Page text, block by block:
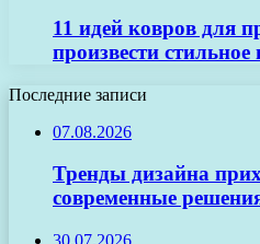
11 идей ковров для
произвести стильное
Последние записи
07.08.2026
Тренды дизайна
современные
30.07.2026